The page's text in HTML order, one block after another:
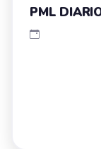
PML